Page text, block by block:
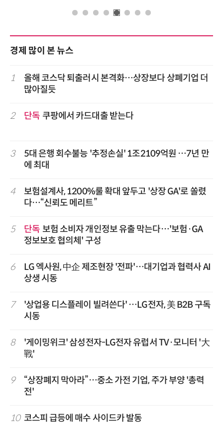
경제 많이 본 뉴스
1
올해 코스닥 퇴출러시 본격화…상장보다 상폐기업 더
많아질듯
2 단독 쿠팡에서 카드대출 받는다
3
5대 은행 회수불능 '추정손실' 1조2109억원 …7년 만
에 최대
4
보험설계사, 1200%룰 확대 앞두고 '상장 GA'로 쏠렸
다…“신뢰도 메리트”
5 단독 보험 소비자 개인정보 유출 막는다…'보험·GA
정보보호 협의체' 구성
6
LG 엑사원, 中企 제조현장 '전파'…대기업과 협력사 AI
상생 시동
7
'상업용 디스플레이 빌려쓴다' …LG전자, 美 B2B 구독
시동
8
'게이밍위크' 삼성전자-LG전자 유럽서 TV·모니터 '大
戰'
9
“상장폐지 막아라”…중소 가전 기업, 주가 부양 '총력
전'
10 코스피 급등에 매수 사이드카 발동